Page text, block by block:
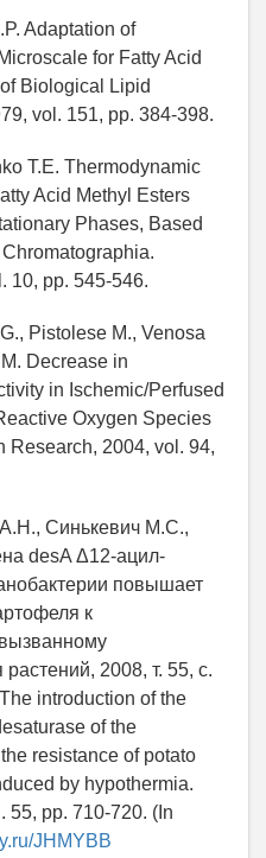
Adaptation of
for Fatty Acid
Biological Lipid
vol. 151, pp. 384-398.
T.E. Thermodynamic
Acid Methyl Esters
Phases, Based
10, pp. 545-546.
Pistolese M., Venosa
Decrease in
in Ischemic/Perfused
Oxygen Species
2004, vol. 94,
Синькевич М.С.,
desA Δ12-ацил-
повышает
к
2008, т. 55, с.
introduction of the
of the
resistance of potato
by hypothermia.
55, pp. 710-720. (In
JHMYBB